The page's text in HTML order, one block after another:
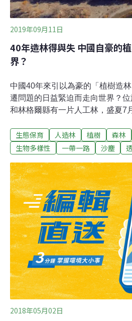
2019年09月11日
40年造林得與失 中國自豪的
界？
中國40年來引以為豪的「植樹造
遷問題的日益緊迫而走向世界？
和林格爾縣有一片人工林，盛夏7
桃依然記得十幾年前此處寸草不
「以前，大風一刮，天空都是橘紅
造林，和林格爾生態環境有所改
不斷減少。和林格爾是中國40餘
努力的一個典型案例。隨著氣候
「負排放」技術對於應對氣候變
中國的造林經驗能否通過氣候變
造林和「自然為基礎的解決方案
清朝時期（1636～1912年）的蒙
房子」。作為北魏時期（386～
格爾縣在之後的1000多年間由於
生態保育 人造林 植樹 森林
生物多樣性
一帶一路 沙塵
2018年05月02日